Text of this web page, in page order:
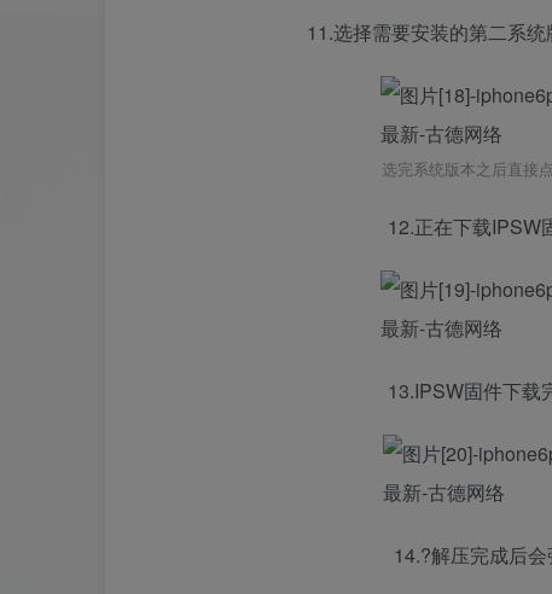
11.选择需要安装的第二系
选完系统版本之后直接
12.正在下载IPSW
13.IPSW固件下载
14.?解压完成后